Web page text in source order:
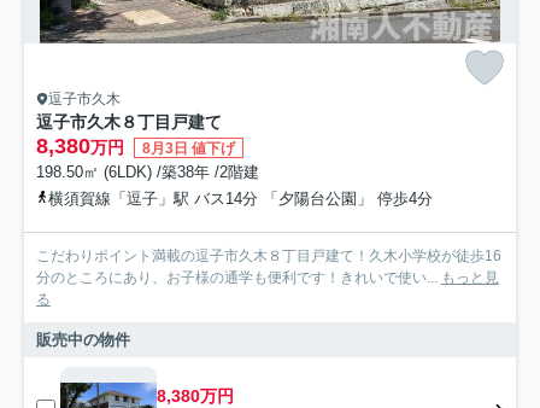
逗子市久木
逗子市久木８丁目戸建て
8,380万円 8月3日 値下げ
198.50㎡ (6LDK) /築38年 /2階建
横須賀線「逗子」駅 バス14分 「夕陽台公園」 停歩4分
こだわりポイント満載の逗子市久木８丁目戸建て！久木小学校が徒歩16
分のところにあり、お子様の通学も便利です！きれいで使い... もっと見
る
販売中の物件
8,380万円